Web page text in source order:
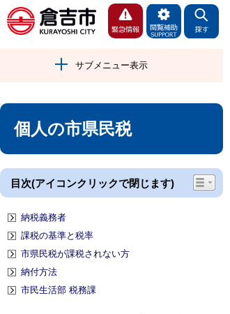
サブメニュー表示
個人の市県民税
目次(アイコンクリックで閉じます)
納税義務者
課税の基準と税率
市県民税が課税されない方
納付方法
市民生活部 税務課